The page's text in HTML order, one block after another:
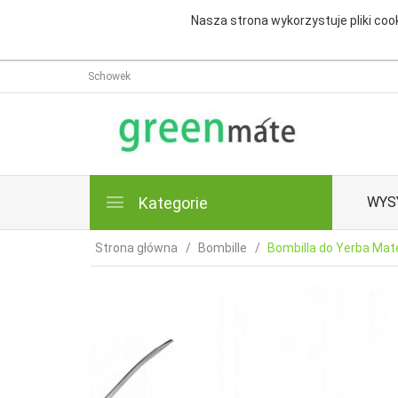
Nasza strona wykorzystuje pliki
Schowek
Kategorie
Strona główna Bombille Bombilla do Yerba